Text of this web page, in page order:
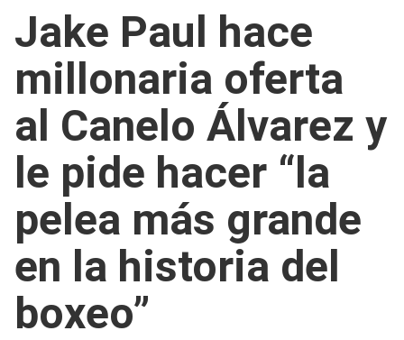
Jake Paul hace
millonaria oferta
al Canelo Álvarez y
le pide hacer “la
pelea más grande
en la historia del
boxeo”